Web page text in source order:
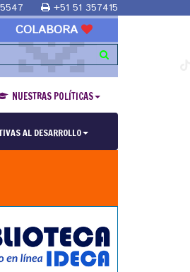
+51 51 357415
COLABORA
NUESTRAS POLÍTICAS
AL DESARROLLO